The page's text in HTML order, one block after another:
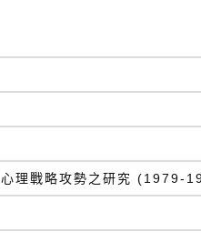
理戰略攻勢之研究 (1979-